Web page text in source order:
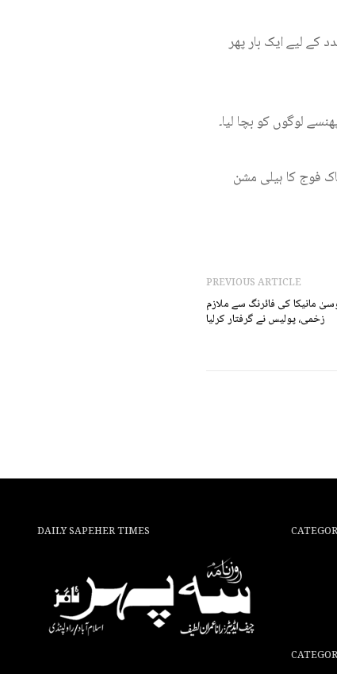
کے لیے ایک بار پھر
لوگوں کو بچا لیا۔
فوج کا ہیلی مشن
PREVIOUS ARTICLE
مانیکا کی فائرنگ سے ملازم
زخمی، پولیس نے گرفتار کرلیا
DAILY SAPEHER TIMES